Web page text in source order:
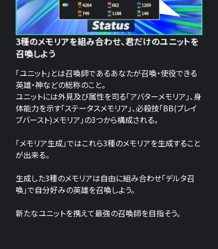
3種のメモリアを組み合わせ、君だけのユニットを
召喚しよう
「ユニット」とは召喚師であるあなたが召喚・使役できる
英雄・神などの総称のこと。
ユニットには外見及び属性を司る「アバターメモリア」、身
体能力を示す「ステータスメモリア」、必殺技「BB(ブレイ
ブバースト)メモリア」の3つから構成される。
「メモリア生成」ではこれら3種のメモリアを生成すること
が出来る。
生成した3種のメモリアは自由に組み合わせ「デルタ召
喚」で自分好みの英雄を召喚しよう。
新たなユニットを携えて最強の召喚師を目指そう。